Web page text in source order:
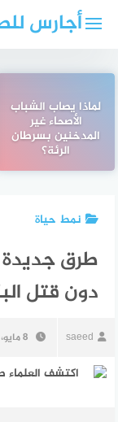
أجارس
لماذا يصاب الشباب
الأصحاء غير
المدخنين بسرطان
الرئة؟
نمط حياة
طرق جديدة
دون قتل
saeed 8 مايو، 2026